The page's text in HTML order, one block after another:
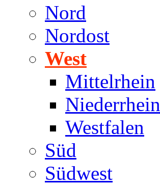
Nord
Nordost
West
Mittelrhein
Niederrhein
Westfalen
Süd
Südwest